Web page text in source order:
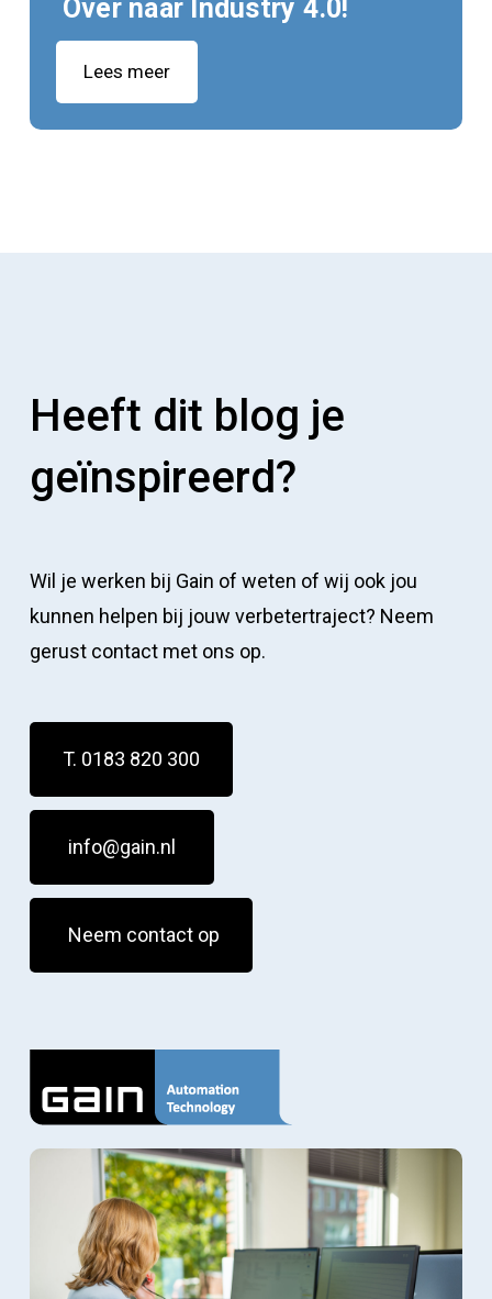
Over naar Industry 4.0!
Lees meer
Heeft dit blog je
geïnspireerd?
Wil je werken bij Gain of weten of wij ook jou
kunnen helpen bij jouw verbetertraject? Neem
gerust contact met ons op.
T. 0183 820 300
info@gain.nl
Neem contact op